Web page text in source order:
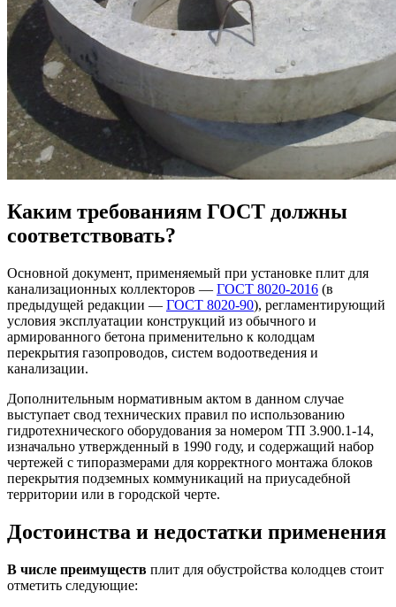
Каким требованиям ГОСТ должны
соответствовать?
Основной документ, применяемый при установке плит для
канализационных коллекторов — ГОСТ 8020-2016 (в
предыдущей редакции — ГОСТ 8020-90), регламентирующий
условия эксплуатации конструкций из обычного и
армированного бетона применительно к колодцам
перекрытия газопроводов, систем водоотведения и
канализации.
Дополнительным нормативным актом в данном случае
выступает свод технических правил по использованию
гидротехнического оборудования за номером ТП 3.900.1-14,
изначально утвержденный в 1990 году, и содержащий набор
чертежей с типоразмерами для корректного монтажа блоков
перекрытия подземных коммуникаций на приусадебной
территории или в городской черте.
Достоинства и недостатки применения
В числе преимуществ плит для обустройства колодцев стоит
отметить следующие: